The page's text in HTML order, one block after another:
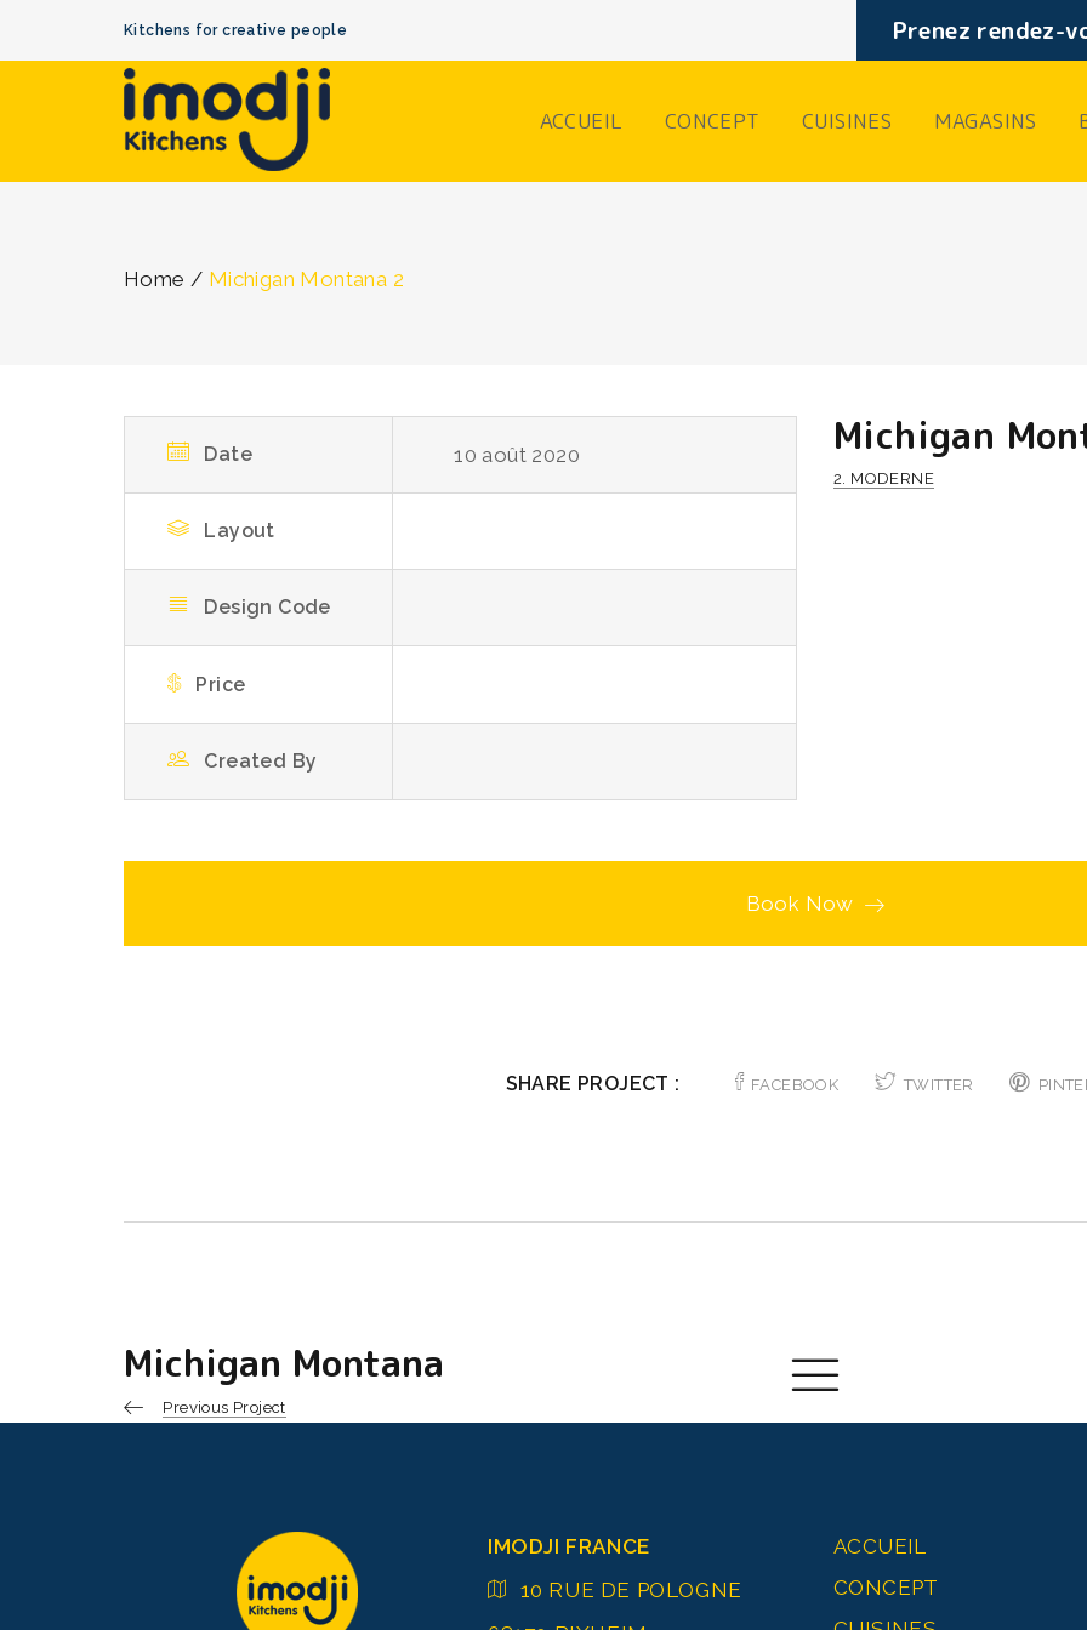
Kitchens for creative people Prenez rendez-
ACCUEIL CONCEPT CUISINES MAGASINS
Home / Michigan Montana 2
Date 10 août 2020
Layout
Design Code
Price
Created By
Michigan
2. MODERNE
Book Now
SHARE PROJECT : FACEBOOK TWITTER
Michigan Montana
Previous Project
IMODJI FRANCE
10 RUE DE POLOGNE
ACCUEIL
CONCEPT